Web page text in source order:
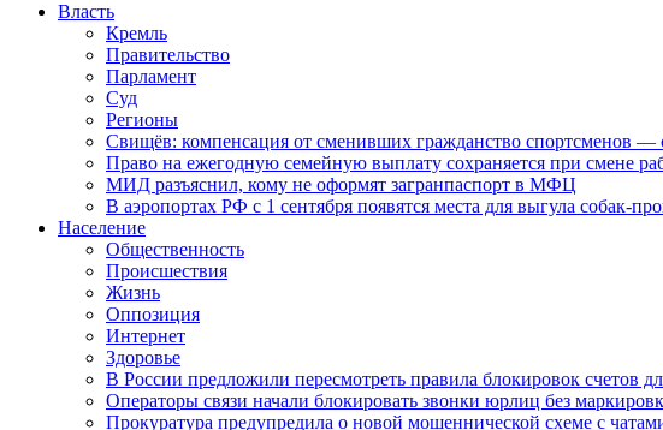
Власть
Кремль
Правительство
Парламент
Суд
Регионы
Свищёв: компенсация от сменивших гражданство спортсменов —
Право на ежегодную семейную выплату сохраняется при смене
МИД разъяснил, кому не оформят загранпаспорт в МФЦ
В аэропортах РФ с 1 сентября появятся места для выгула собак-
Население
Общественность
Происшествия
Жизнь
Оппозиция
Интернет
Здоровье
В России предложили пересмотреть правила блокировок счетов
Операторы связи начали блокировать звонки юрлиц без
Прокуратура предупредила о новой мошеннической схеме с